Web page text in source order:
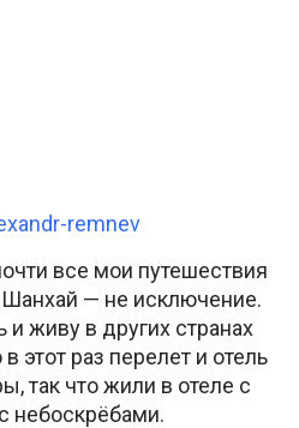
remnev
все мои путешествия
— не исключение.
живу в других странах
этот раз перелет и отель
так что жили в отеле с
небоскрёбами.